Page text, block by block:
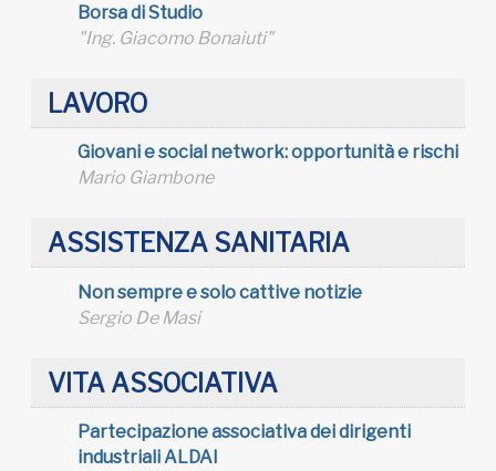
Borsa di Studio
"Ing. Giacomo Bonaiuti"
LAVORO
Giovani e social network: opportunità e rischi
Mario Giambone
ASSISTENZA SANITARIA
Non sempre e solo cattive notizie
Sergio De Masi
VITA ASSOCIATIVA
Partecipazione associativa dei dirigenti
industriali ALDAI